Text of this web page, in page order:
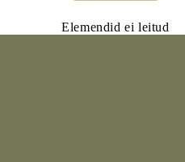
Elemendid ei leitud